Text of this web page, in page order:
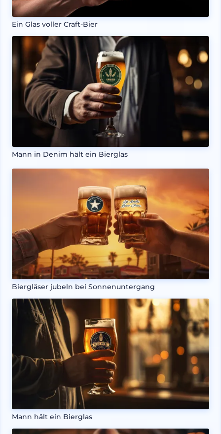
Ein Glas voller Craft-Bier
Mann in Denim hält ein Bierglas
Biergläser jubeln bei Sonnenuntergang
Mann hält ein Bierglas